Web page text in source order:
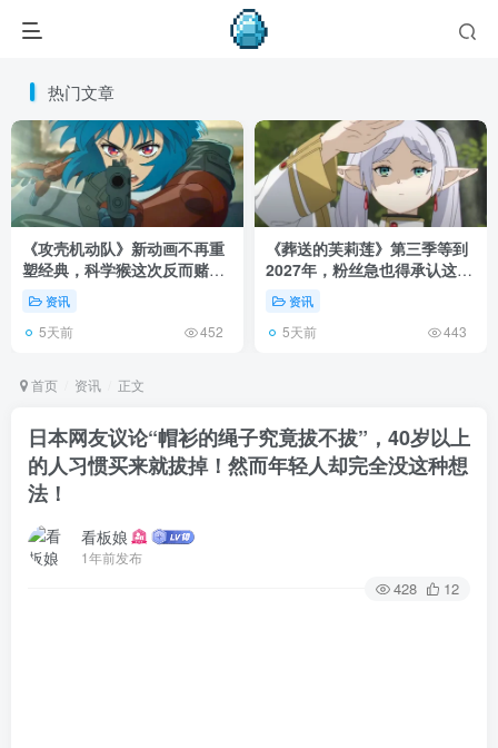
热门文章
《攻壳机动队》新动画不再重
塑经典，科学猴这次反而赌对
了！资讯
5天前 452
《葬送的芙莉莲》第三季等到
2027年，粉丝急也得承认这次
慢得有道理！
资讯
5天前 443
首页 资讯 正文
日本网友议论“帽衫的绳子究竟拔不拔”，40岁以上
的人习惯买来就拔掉！然而年轻人却完全没这种想
法！
看板娘
1年前发布
428 12